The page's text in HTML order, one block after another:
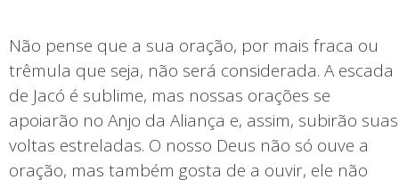
Não pense que a sua oração, por mais fraca ou
trêmula que seja, não será considerada. A escada
de Jacó é sublime, mas nossas orações se
apoiarão no Anjo da Aliança e, assim, subirão suas
voltas estreladas. O nosso Deus não só ouve a
oração, mas também gosta de a ouvir, ele não